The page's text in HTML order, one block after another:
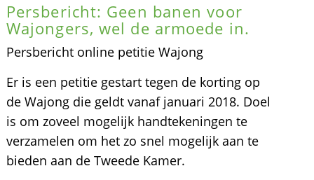
Persbericht: Geen banen voor
Wajongers, wel de armoede in.
Persbericht online petitie Wajong
Er is een petitie gestart tegen de korting op
de Wajong die geldt vanaf januari 2018. Doel
is om zoveel mogelijk handtekeningen te
verzamelen om het zo snel mogelijk aan te
bieden aan de Tweede Kamer.